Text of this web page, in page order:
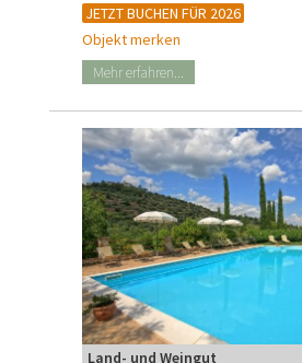
JETZT BUCHEN FÜR 2026
Objekt merken
Mehr erfahren...
Land- und Weingut